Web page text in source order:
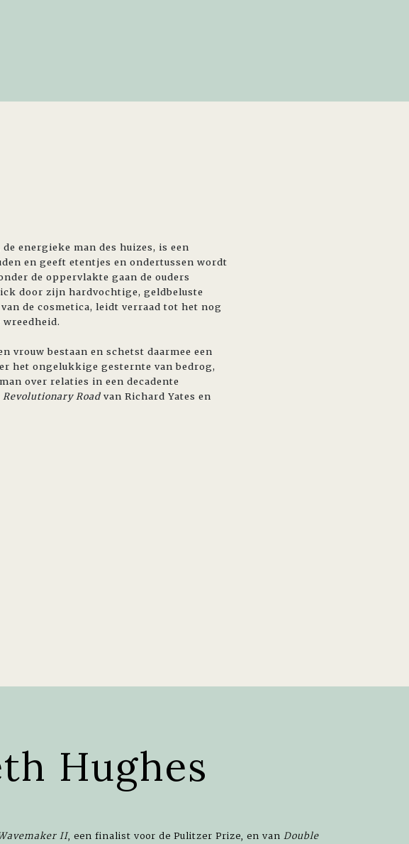
energieke man des huizes, is een
en geeft etentjes en ondertussen wordt
de oppervlakte gaan de ouders
door zijn hardvochtige, geldbeluste
de cosmetica, leidt verraad tot het nog
vrouw bestaan en schetst daarmee een
het ongelukkige gesternte van bedrog,
over relaties in een decadente
Revolutionary Road van Richard Yates en
Hughes
II, een finalist voor de Pulitzer Prize, en van Double